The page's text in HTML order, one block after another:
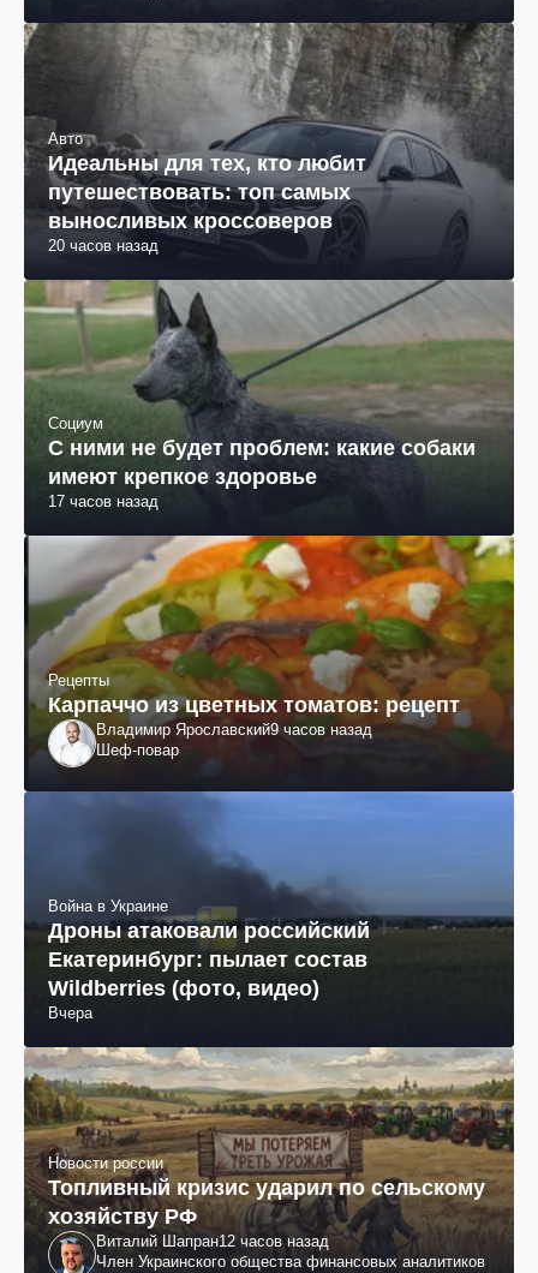
Авто
Идеальны для тех, кто любит
путешествовать: топ самых
выносливых кроссоверов
20 часов назад
Социум
С ними не будет проблем: какие собаки
имеют крепкое здоровье
17 часов назад
Рецепты
Карпаччо из цветных томатов: рецепт
Владимир Ярославский9 часов назад
Шеф-повар
Война в Украине
Дроны атаковали российский
Екатеринбург: пылает состав
Wildberries (фото, видео)
Вчера
Новости россии
Топливный кризис ударил по сельскому
хозяйству РФ
Виталий Шапран12 часов назад
Член Украинского общества финансовых аналитиков